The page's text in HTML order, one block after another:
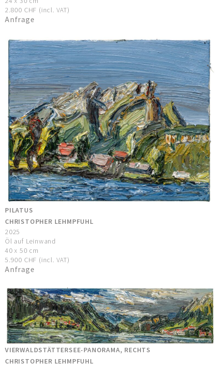
2.800 CHF (incl. VAT)
Anfrage
PILATUS
CHRISTOPHER LEHMPFUHL
2025
Öl auf Leinwand
40 x 50 cm
5.900 CHF (incl. VAT)
Anfrage
VIERWALDSTÄTTERSEE-PANORAMA, RECHTS
CHRISTOPHER LEHMPFUHL